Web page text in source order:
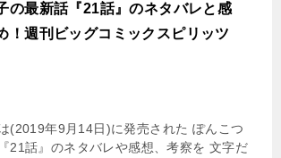
の最新話『21話』のネタバレと感
！週刊ビッグコミックスピリッツ
(2019年9月14日)に発売された ぽんこつ
21話』のネタバレや感想、考察を 文字だ